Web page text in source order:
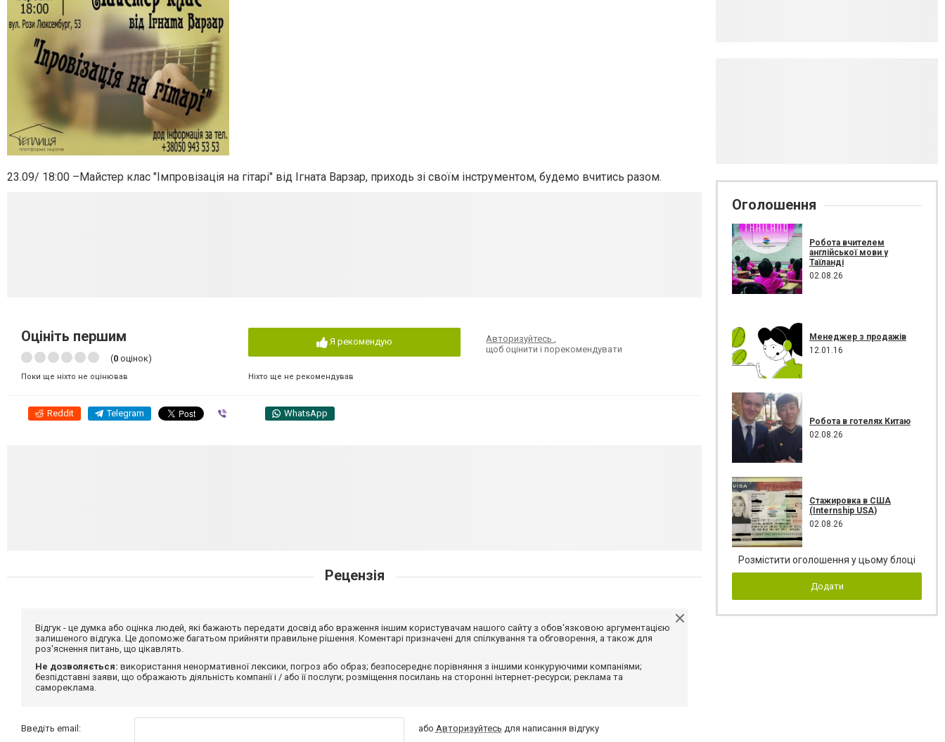
23.09/ 18:00 –Майстер клас "Імпровізація на гітарі" від Ігната Варзар, приходь зі своїм інструментом, будемо вчитись разом.
Оцініть першим
(0 оцінок)
Поки ще ніхто не оцінював
Я рекомендую
Ніхто ще не рекомендував
Авторизуйтесь,
щоб оцінити і порекомендувати
Reddit Telegram WhatsApp
Рецензія
Відгук - це думка або оцінка людей, які бажають передати досвід або враження іншим користувачам нашого сайту з обов'язковою аргументацією
залишеного відгука. Це допоможе багатьом прийняти правильне рішення. Коментарі призначені для спілкування та обговорення, а також для
роз'яснення питань, що цікавлять.
Не дозволяється: використання ненормативної лексики, погроз або образ; безпосереднє порівняння з іншими конкуруючими компаніями;
безпідставні заяви, що ображають діяльність компанії і / або її послуги; розміщення посилань на сторонні інтернет-ресурси; реклама та
самореклама.
Введіть email: або Авторизуйтесь для написання відгуку
Оголошення
Робота вчителем
англійської мови у
Таїланді
02.08.26
Менеджер з продажів
12.01.16
Робота в готелях Китаю
02.08.26
Стажировка в США
(Internship USA)
02.08.26
Розмістити оголошення у цьому блоці
Додати